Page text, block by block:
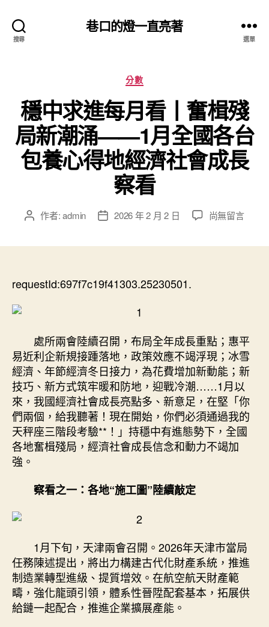
搜尋
巷口的燈一直亮著
選單
分
類
分數
穩中求進每月看丨奮楫殘
局新潮涌——1月全國各台
包養心得地經濟社會成長
察看
文 作者:admin
文
期
2026 年 2 月 2 日
在
奮
楫
殘
局
新
潮
涌
——
1
月
心
得
地
經
濟
尚無留言
requestId:697f7c19f41303.25230501.
處所兩會陸續召開，布局全年成長重點；惠平
易近利企新規接踵落地，政策效應不竭浮現；冰雪
經濟、年節經濟冬日接力，為花費增加新動能；新
技巧、新方式筑牢暖和防地，迎戰冷潮……1月以
來，我國經濟社會成長亮點多、新意足，在堅「你
們兩個，給我聽著！現在開始，你們必須通過我的
天秤座三階段考驗**！」持穩中有進態勢下，全國
各地奮楫殘局，經濟社會成長信念和動力不竭加
強。
察看之一：各地“施工圖”陸續敲定
1月下旬，天津兩會召開。2026年天津市當局
任務陳述提出，將出力構建古代化財產系統，推進
制造業轉型進級、提質增效。在航空航天財產範
疇，強化龍頭引領，體系性晉陞配套基本，拓展供
給鏈一起配合，推進企業擴展產能。